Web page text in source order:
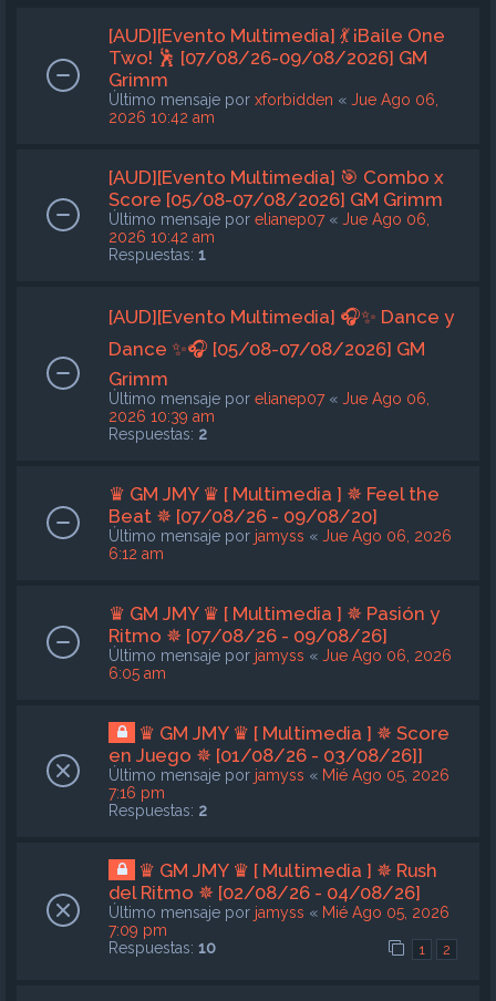
[AUD][Evento Multimedia] 💃 ¡Baile One
Two! 🕺 [07/08/26-09/08/2026] GM
Grimm
Último mensaje por xforbidden « Jue Ago 06,
2026 10:42 am
[AUD][Evento Multimedia] 🎯 Combo x
Score [05/08-07/08/2026] GM Grimm
Último mensaje por elianep07« Jue Ago 06,
2026 10:42 am
Respuestas: 1
[AUD][Evento Multimedia] 🎧✨ Dance y
Dance ✨🎧 [05/08-07/08/2026] GM
Grimm
Último mensaje por elianep07« Jue Ago 06,
2026 10:39 am
Respuestas: 2
♛ GM JMY ♛ [ Multimedia ] ✵ Feel the
Beat ✵ [07/08/26 - 09/08/20]
Último mensaje por jamyss « Jue Ago 06, 2026
6:12 am
♛ GM JMY ♛ [ Multimedia ] ✵ Pasión y
Ritmo ✵ [07/08/26 - 09/08/26]
Último mensaje por jamyss « Jue Ago 06, 2026
6:05 am
♛ GM JMY ♛ [ Multimedia ] ✵ Score
en Juego ✵ [01/08/26 - 03/08/26]]
Último mensaje por jamyss « Mié Ago 05, 2026
7:16 pm
Respuestas: 2
♛ GM JMY ♛ [ Multimedia ] ✵ Rush
del Ritmo ✵ [02/08/26 - 04/08/26]
Último mensaje por jamyss « Mié Ago 05, 2026
7:09 pm
Respuestas: 10 1 2